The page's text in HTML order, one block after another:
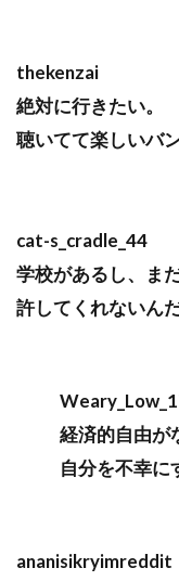
thekenzai
絶対に行きたい。
聴いてて楽しいバ
cat-s_cradle_44
学校があるし、ま
許してくれないんだ
経済的自由が
自分を不幸に
ananisikryimreddit